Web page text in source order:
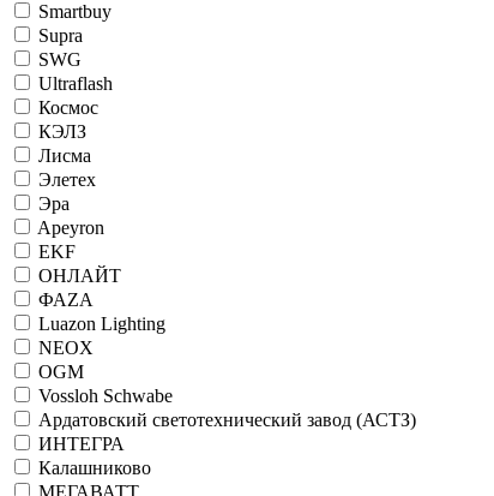
Smartbuy
Supra
SWG
Ultraflash
Космос
КЭЛЗ
Лисма
Элетех
Эра
Apeyron
EKF
ОНЛАЙТ
ФАZА
Luazon Lighting
NEOX
OGM
Vossloh Schwabe
Ардатовский светотехнический завод (АСТЗ)
ИНТЕГРА
Калашниково